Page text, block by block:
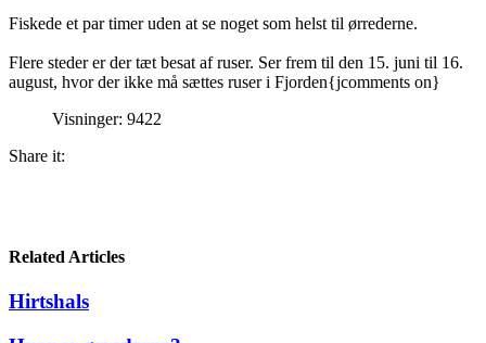
Fiskede et par timer uden at se noget som helst til ørrederne.
Flere steder er der tæt besat af ruser. Ser frem til den 15. juni til 16.
august, hvor der ikke må sættes ruser i Fjorden{jcomments on}
Visninger: 9422
Share it:
Related Articles
Hirtshals